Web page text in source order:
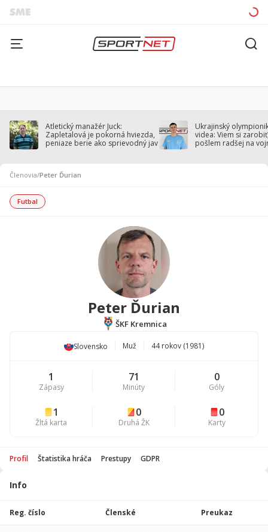
Atletický manažér Juck:
Zapletalová je pokorná hviezda,
peniaze berie ako sprievodný jav
Ukrajinský
videa: Viem si
pošlem radšej na
Členovia/Peter Ďurian
Futbal
Peter Ďurian
ŠKF Kremnica
Slovensko Muž 44 rokov (1981)
1
Zápasy
71
Minúty
0
Góly
1
Žltá karta
0
Druhá ŽK
0
Karty
Profil Štatistika hráča Prestupy GDPR
Info
Reg. číslo Členské Preukaz
Štatistika